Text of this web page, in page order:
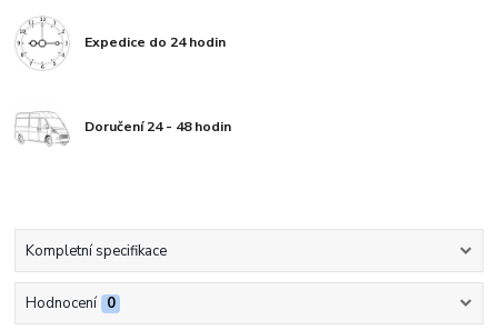
Expedice do 24 hodin
Doručení 24 - 48 hodin
Kompletní specifikace
Hodnocení 0